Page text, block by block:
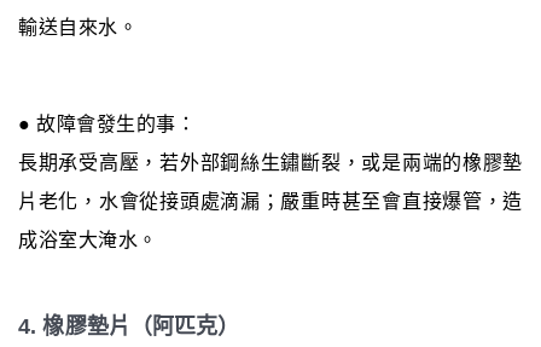
輸送自來水。
● 故障會發生的事：
長期承受高壓，若外部鋼絲生鏽斷裂，或是兩端的橡膠墊
片老化，水會從接頭處滴漏；嚴重時甚至會直接爆管，造
成浴室大淹水。
4. 橡膠墊片（阿匹克）